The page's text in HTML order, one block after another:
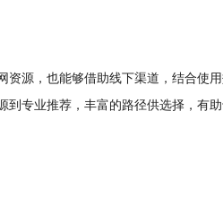
源，也能够借助线下渠道，结合使
专业推荐，丰富的路径供选择，有